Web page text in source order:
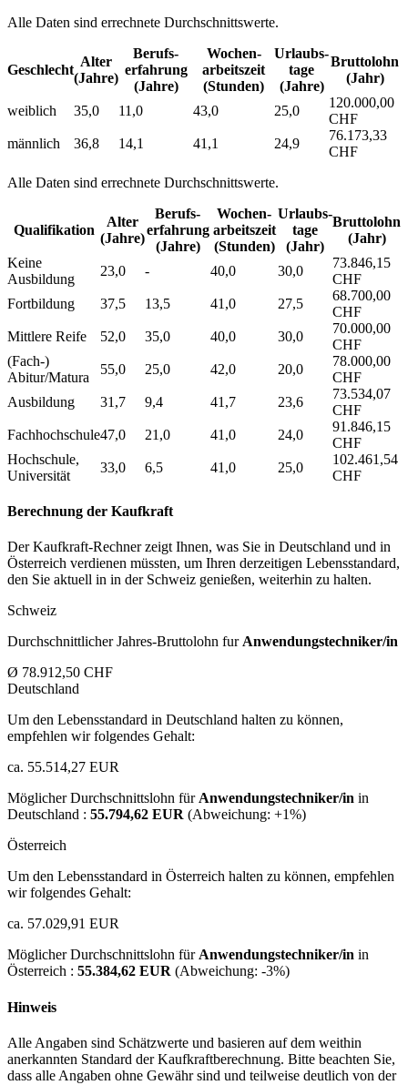
Alle Daten sind errechnete Durchschnittswerte.
Geschlecht
Alter
(Jahre)
Berufs­
erfahrung
(Jahre)
Wochen­
arbeitszeit
(Stunden)
Urlaubs­
tage
(Jahre)
Bruttolohn
(Jahr)
weiblich 35,0 11,0 43,0 25,0
120.000,00
CHF
männlich
36,8 14,1 41,1 24,9
76.173,33
CHF
Alle Daten sind errechnete Durchschnittswerte.
Qualifikation
Alter
(Jahre)
Berufs­
erfahrung
(Jahre)
Wochen­
arbeitszeit
(Stunden)
Urlaubs­
tage
(Jahr)
Bruttolohn
(Jahr)
Keine
Ausbildung
23,0 - 40,0 30,0
73.846,15
CHF
Fortbildung
37,5 13,5 41,0 27,5
68.700,00
CHF
Mittlere Reife
52,0 35,0 40,0 30,0
70.000,00
CHF
(Fach-)
Abitur/Matura
55,0 25,0 42,0 20,0
78.000,00
CHF
Ausbildung
31,7 9,4 41,7 23,6
73.534,07
CHF
Fachhochschule47,0 21,0 41,0 24,0
91.846,15
CHF
Hochschule,
Universität
33,0 6,5 41,0 25,0
102.461,54
CHF
Berechnung der Kaufkraft
Der Kaufkraft-Rechner zeigt Ihnen, was Sie in Deutschland und in
Österreich verdienen müssten, um Ihren derzeitigen Lebensstandard,
den Sie aktuell in in der Schweiz genießen, weiterhin zu halten.
Schweiz
Durchschnittlicher Jahres-Bruttolohn furAnwendungstechniker/in
Ø 78.912,50 CHF
Deutschland
Um den Lebensstandard in Deutschland halten zu können,
empfehlen wir folgendes Gehalt:
ca. 55.514,27 EUR
Möglicher Durchschnittslohn fürAnwendungstechniker/in in
Deutschland : 55.794,62 EUR (Abweichung: +1%)
Österreich
Um den Lebensstandard in Österreich halten zu können, empfehlen
wir folgendes Gehalt:
ca. 57.029,91 EUR
Möglicher Durchschnittslohn fürAnwendungstechniker/in in
Österreich : 55.384,62 EUR (Abweichung: -3%)
Hinweis
Alle Angaben sind Schätzwerte und basieren auf dem weithin
anerkannten Standard der Kaufkraftberechnung. Bitte beachten Sie,
dass alle Angaben ohne Gewähr sind und teilweise deutlich von der